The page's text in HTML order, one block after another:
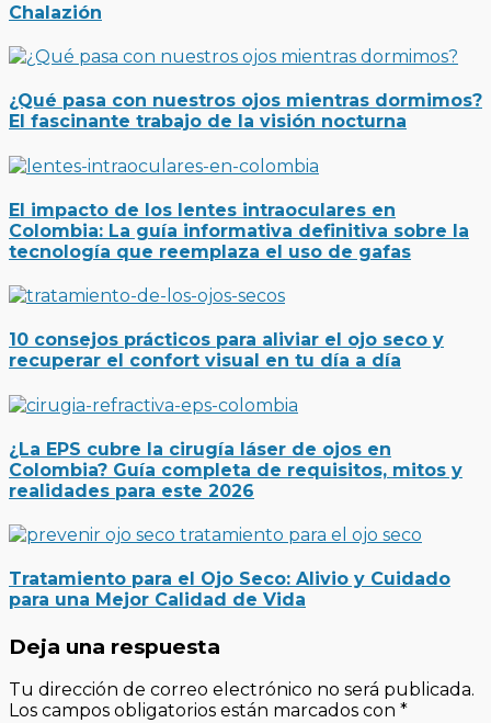
Chalazión
¿Qué pasa con nuestros ojos mientras dormimos?
El fascinante trabajo de la visión nocturna
El impacto de los lentes intraoculares en
Colombia: La guía informativa definitiva sobre la
tecnología que reemplaza el uso de gafas
10 consejos prácticos para aliviar el ojo seco y
recuperar el confort visual en tu día a día
¿La EPS cubre la cirugía láser de ojos en
Colombia? Guía completa de requisitos, mitos y
realidades para este 2026
Tratamiento para el Ojo Seco: Alivio y Cuidado
para una Mejor Calidad de Vida
Deja una respuesta
Tu dirección de correo electrónico no será publicada.
Los campos obligatorios están marcados con *